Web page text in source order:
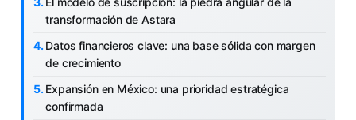
transformación de Astara
Datos financieros clave: una base sólida con margen
de crecimiento
Expansión en México: una prioridad estratégica
confirmada